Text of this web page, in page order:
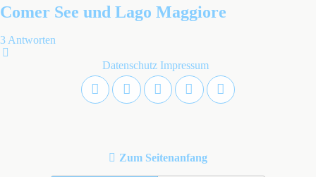
Comer See und Lago Maggiore
3 Antworten
Datenschutz Impressum
Zum Seitenanfang